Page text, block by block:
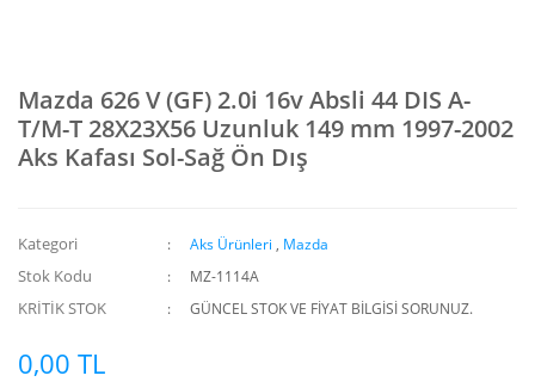
Mazda 626 V (GF) 2.0i 16v Absli 44 DIS A-
T/M-T 28X23X56 Uzunluk 149 mm 1997-2002
Aks Kafası Sol-Sağ Ön Dış
Kategori Aks Ürünleri , Mazda
Stok Kodu MZ-1114A
KRİTİK STOK GÜNCEL STOK VE FİYAT BİLGİSİ SORUNUZ.
0,00 TL